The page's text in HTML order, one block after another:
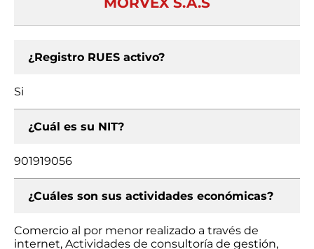
¿Registro RUES activo?
Si
¿Cuál es su NIT?
901919056
¿Cuáles son sus actividades económicas?
Comercio al por menor realizado a través de
internet, Actividades de consultoría de gestión,